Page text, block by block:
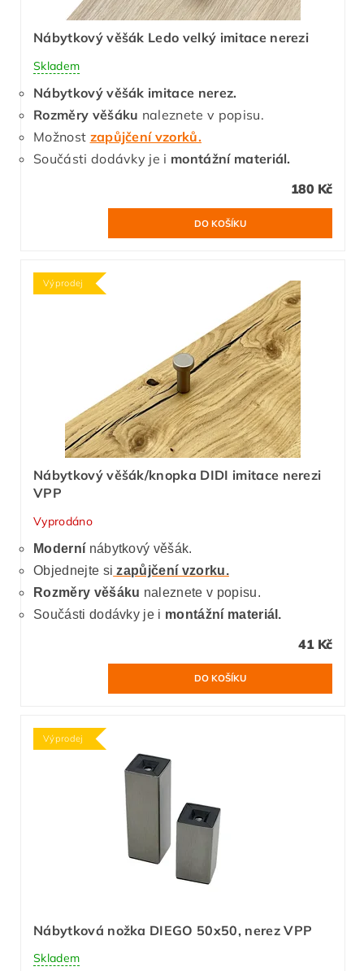
Nábytkový věšák Ledo velký imitace nerezi
Skladem
Nábytkový věšák imitace nerez.
Rozměry věšáku naleznete v popisu.
Možnost zapůjčení vzorků.
Součásti dodávky je i montážní materiál.
180 Kč
Výprodej
Nábytkový věšák/knopka DIDI imitace nerezi
VPP
Vyprodáno
Moderní nábytkový věšák.
Objednejte si zapůjčení vzorku.
Rozměry věšáku naleznete v popisu.
Součásti dodávky je i montážní materiál.
41 Kč
Výprodej
Nábytková nožka DIEGO 50x50, nerez VPP
Skladem